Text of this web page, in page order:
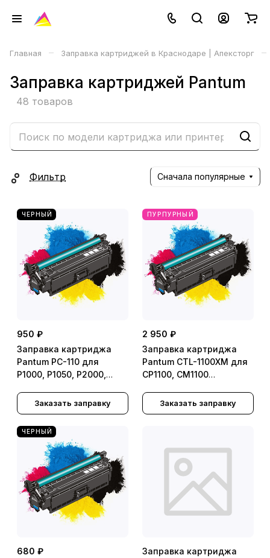
Главная – Заправка картриджей в Краснодаре | Апексторг –
Заправка картриджей Pantum
48 товаров
Фильтр Сначала популярные
ЧЕРНЫЙ
950 ₽
Заправка картриджа
Pantum PC-110 для
P1000, P1050, P2000,
M5005, M6000, M6005
(1500стр.) - с заменой
чипа (многоразовый)
Заказать заправку
ПУРПУРНЫЙ
2 950 ₽
Заправка картриджа
Pantum CTL-1100XM для
CP1100, CM1100
чипаЗаказать заправку
ЧЕРНЫЙ
680 ₽
Заправка картриджа